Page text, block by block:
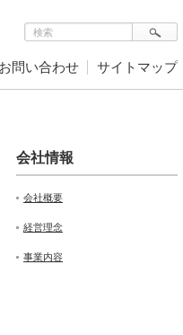
お問い合わせ サイトマップ
会社情報
会社概要
経営理念
事業内容